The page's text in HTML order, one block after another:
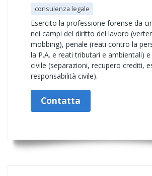
consulenza legale
Esercito la professione forense da
nei campi del diritto del lavoro
mobbing), penale (reati contro la
la P.A. e reati tributari e ambientali)
civile (separazioni, recupero crediti,
responsabilità civile).
Contatta